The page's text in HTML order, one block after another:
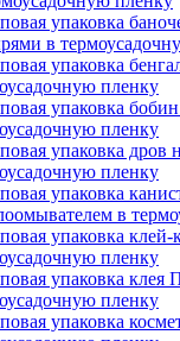
упаковка
в
упаковка
пленку
упаковка
пленку
упаковка дров
пленку
упаковка
в
упаковка клей-
пленку
упаковка клея
пленку
упаковка